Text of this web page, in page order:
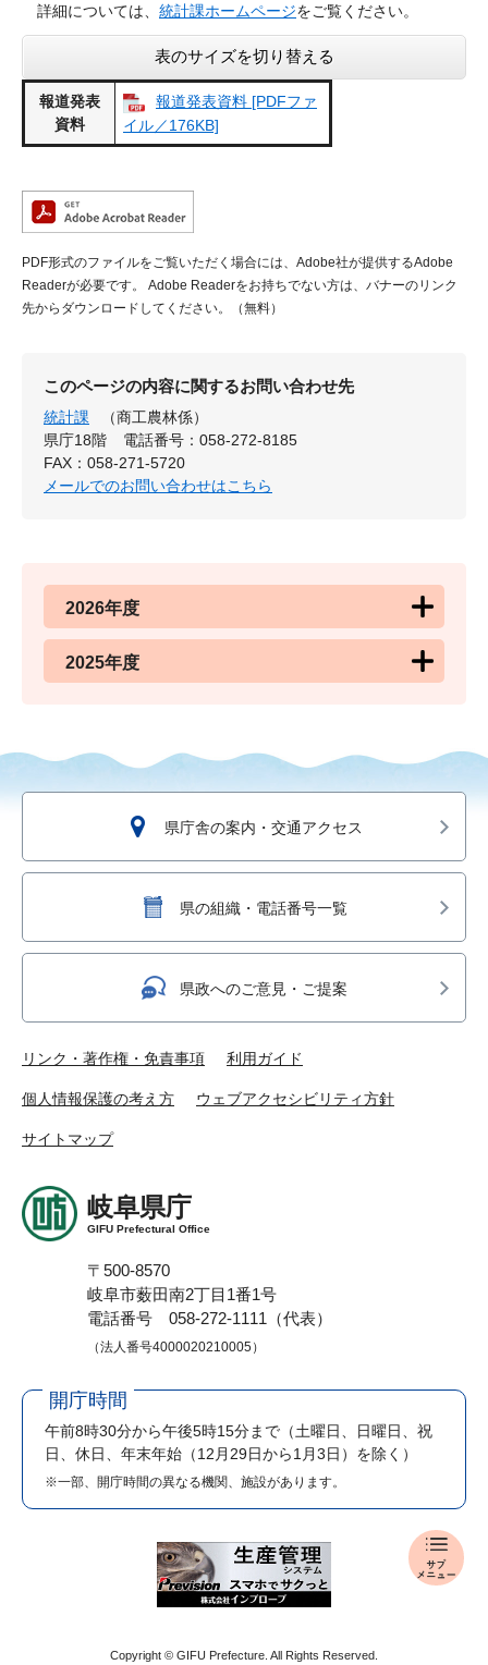
報
道
詳細については、 統計課ホームページをご覧ください。
表のサイズを切り替える
報道発表
資料
報道発表資料 [PDFファ
イル／176KB]
PDF形式のファイルをご覧いただく場合には、Adobe社が提供するAdobe
Readerが必要です。
Adobe Readerをお持ちでない方は、バナーのリンク
先からダウンロードしてください。（無料）
このページの内容に関するお問い合わせ先
統計課
（商工農林係）
県庁18階
電話番号：058-272-8185
FAX：058-271-5720
メールでのお問い合わせはこちら
2026年度
2025年度
県庁舎の案内・交通アクセス
県の組織・電話番号一覧
県政へのご意見・ご提案
リンク・著作権・免責事項 利用ガイド
個人情報保護の考え方 ウェブアクセシビリティ方針
サイトマップ
岐阜県庁
GIFU Prefectural Office
〒500-8570
岐阜市薮田南2丁目1番1号
電話番号 058-272-1111（代表）
（法人番号4000020210005）
開庁時間
午前8時30分から午後5時15分まで （土曜日、日曜日、祝
日、休日、年末年始（12月29日から1月3日）を除く）
※一部、開庁時間の異なる機関、施設があります。
Copyright © GIFU Prefecture. All Rights Reserved.